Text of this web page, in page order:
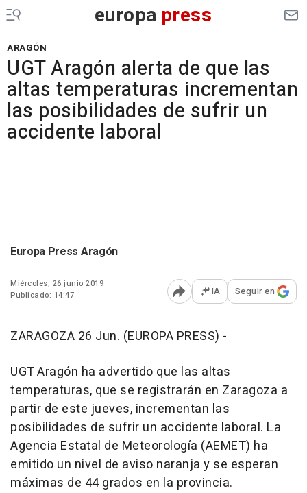
europa press
ARAGÓN
UGT Aragón alerta de que las
altas temperaturas incrementan
las posibilidades de sufrir un
accidente laboral
Europa Press Aragón
Miércoles, 26 junio 2019
Publicado: 14:47
Abrir opciones para
IA Seguir en
ZARAGOZA 26 Jun. (EUROPA PRESS) -
UGT Aragón ha advertido que las altas
temperaturas, que se registrarán en Zaragoza a
partir de este jueves, incrementan las
posibilidades de sufrir un accidente laboral. La
Agencia Estatal de Meteorología (AEMET) ha
emitido un nivel de aviso naranja y se esperan
máximas de 44 grados en la provincia.